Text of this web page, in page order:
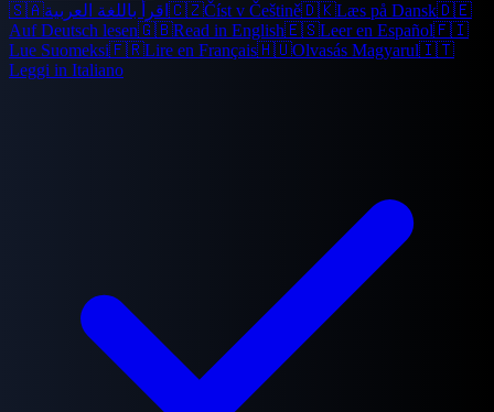
🇸🇦اقرأ باللغة العربية 🇨🇿Číst v Češtině🇩🇰Læs på Dansk🇩🇪
Auf Deutsch lesen🇬🇧Read in English🇪🇸Leer en Español🇫🇮
Lue Suomeksi🇫🇷Lire en Français🇭🇺Olvasás Magyarul🇮🇹
Leggi in Italiano